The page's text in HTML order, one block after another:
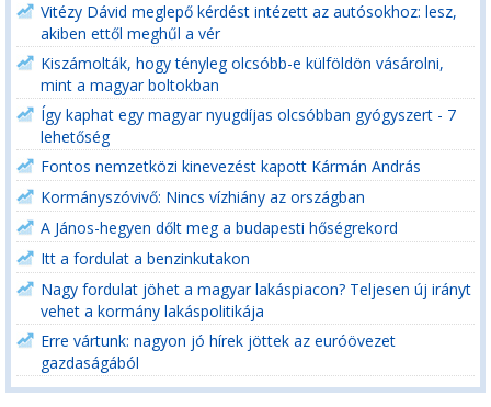
Vitézy Dávid meglepő kérdést intézett az autósokhoz: lesz,
akiben ettől meghűl a vér
Kiszámolták, hogy tényleg olcsóbb-e külföldön vásárolni,
mint a magyar boltokban
Így kaphat egy magyar nyugdíjas olcsóbban gyógyszert - 7
lehetőség
Fontos nemzetközi kinevezést kapott Kármán András
Kormányszóvivő: Nincs vízhiány az országban
A János-hegyen dőlt meg a budapesti hőségrekord
Itt a fordulat a benzinkutakon
Nagy fordulat jöhet a magyar lakáspiacon? Teljesen új irányt
vehet a kormány lakáspolitikája
Erre vártunk: nagyon jó hírek jöttek az euróövezet
gazdaságából